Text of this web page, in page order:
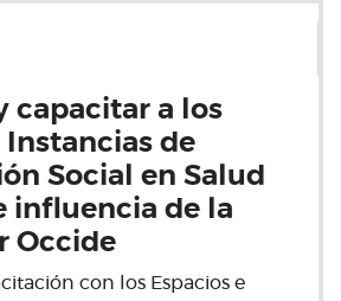
capacitar a los
Instancias de
Social en Salud
influencia de la
Occide
con los Espacios e